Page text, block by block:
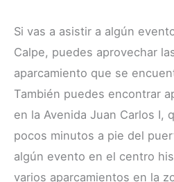
Si vas a asistir a algún
Calpe, puedes aprovechar
aparcamiento que se
También puedes encontrar
en la Avenida Juan Carlos I,
pocos minutos a pie del
algún evento en el centro
varios aparcamientos en la